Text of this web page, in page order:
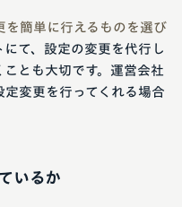
を簡単に行えるものを選び
て、設定の変更を代行し
とも大切です。運営会社
変更を行ってくれる場合
いるか